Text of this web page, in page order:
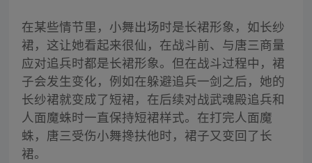
在某些情节里，小舞出场时是长裙形象，如长纱
裙，这让她看起来很仙，在战斗前、与唐三商量
应对追兵时都是长裙形象。但在战斗过程中，裙
子会发生变化，例如在躲避追兵一剑之后，她的
长纱裙就变成了短裙，在后续对战武魂殿追兵和
人面魔蛛时一直保持短裙样式。在打完人面魔
蛛，唐三受伤小舞搀扶他时，裙子又变回了长
裙。